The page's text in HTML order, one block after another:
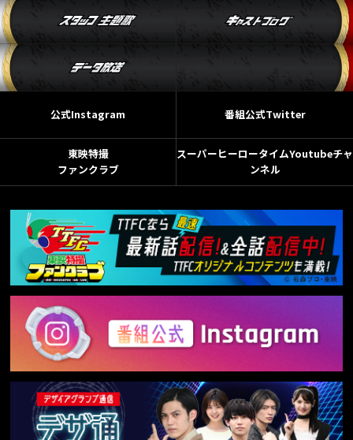
公式Instagram 番組公式Twitter
東映特撮
ファンクラブ
スーパーヒーロータイムYoutubeチャ
ンネル